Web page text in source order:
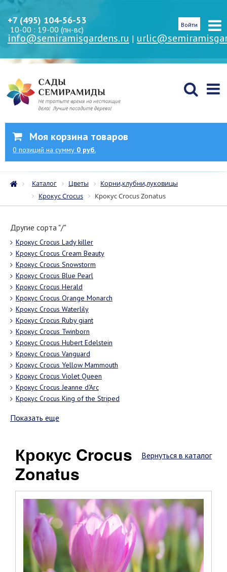
+7 (495) 104-56-53
10-00 : 19-00 (пн-вс)
info@semiramisgardens.ru |
Войти
Моя корзина товаров
0 позиций на сумму 0 руб.
Каталог Цветы
Корни,клубни,луковицы
Крокус Crocus
Крокус Crocus Zonatus
Другие сорта "/"
Крокус Crocus Lady killer
Крокус Crocus Cream Beauty
Крокус Crocus Snowstorm
Крокус Crocus Blue Pearl
Крокус Crocus Herald
Крокус Crocus Orange Monarch
Крокус Crocus Waterlily
Крокус Crocus Ruby giant
Крокус Crocus Twinborn
Крокус Crocus Hubert Edelstein
Крокус Crocus Vanguard
Крокус Crocus Yellow Mammouth
Крокус Crocus Violet Queen
Крокус Crocus Jeanne d'Arc
Крокус Crocus King of the Striped
Показать еще
Вернуться в каталог
Крокус Crocus
Zonatus